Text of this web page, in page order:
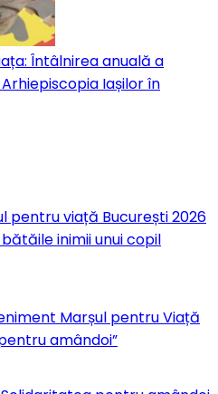
Întâlnirea anuală a
Iașilor în
pentru viață București 2026
inimii unui copil
Marșul pentru Viață
amândoi”